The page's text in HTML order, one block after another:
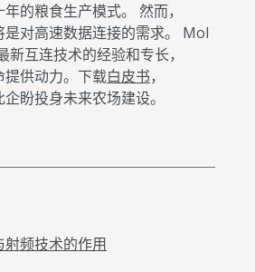
的粮食生产模式。 然而，
是对高速数据连接的需求。 Mol
新互连技术的经验和专长，
供动力。下载白皮书，
盼投身未来农场建设。
频技术的作用